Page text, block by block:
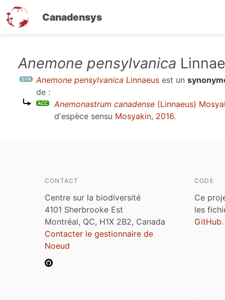
Canadensys
contenu
Anemone pensylvanica
Anemone pensylvanica Linnaeus est un
de :
Anemonastrum canadense (Linnaeus)
d'espèce sensu Mosyakin, 2016.
CONTACT
Centre sur la biodiversité
4101 Sherbrooke Est
Montréal, QC, H1X 2B2, Canada
Contacter le gestionnaire de
Noeud
CODE
Ce
les
GitHub.